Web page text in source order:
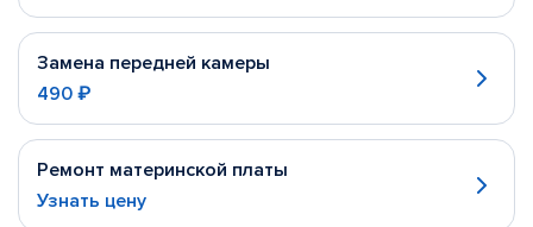
Замена передней камеры
490 ₽
Ремонт материнской платы
Узнать цену